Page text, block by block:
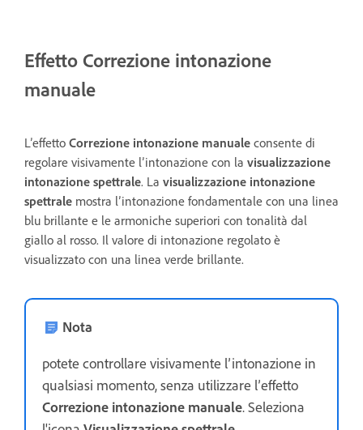
Effetto Correzione intonazione
manuale
L’effetto Correzione intonazione manuale consente di
regolare visivamente l’intonazione con la visualizzazione
intonazione spettrale. La visualizzazione intonazione
spettrale mostra l’intonazione fondamentale con una linea
blu brillante e le armoniche superiori con tonalità dal
giallo al rosso. Il valore di intonazione regolato è
visualizzato con una linea verde brillante.
Nota
potete controllare visivamente l’intonazione in
qualsiasi momento, senza utilizzare l’effetto
Correzione intonazione manuale. Seleziona